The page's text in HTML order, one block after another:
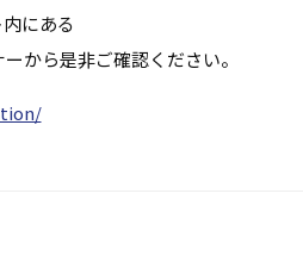
にある
から是非ご確認ください。